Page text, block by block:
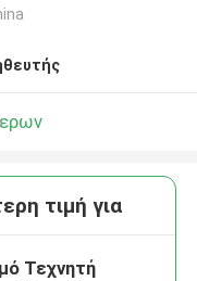
τιμή για
Τεχνητή